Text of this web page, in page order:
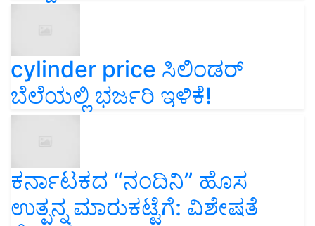
cylinder price ಸಿಲಿಂಡರ್‌
ಬೆಲೆಯಲ್ಲಿ ಭರ್ಜರಿ ಇಳಿಕೆ!
ಕರ್ನಾಟಕದ “ನಂದಿನಿ” ಹೊಸ
ಉತ್ಪನ್ನ ಮಾರುಕಟ್ಟೆಗೆ: ವಿಶೇಷತೆ